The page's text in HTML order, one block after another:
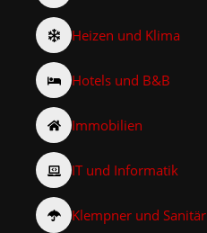
Heizen und Klima
Hotels und B&B
Immobilien
IT und Informatik
Klempner und Sanitär